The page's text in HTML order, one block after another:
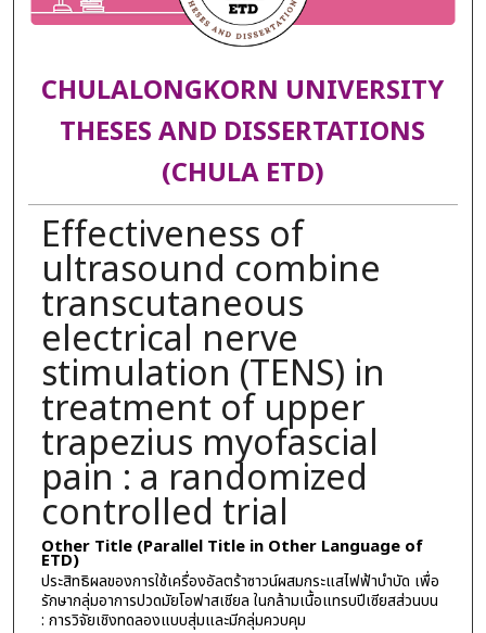
CHULALONGKORN UNIVERSITY
THESES AND DISSERTATIONS
(CHULA ETD)
Effectiveness of
ultrasound combine
transcutaneous
electrical nerve
stimulation (TENS) in
treatment of upper
trapezius myofascial
pain : a randomized
controlled trial
Other Title (Parallel Title in Other Language of
ETD)
ประสิทธิผลของการใช้เครื่องอัลตร้าซาวน์ผสมกระแสไฟฟ้าบำบัด เพื่อ
รักษากลุ่มอาการปวดมัยโอฟาสเชียล ในกล้ามเนื้อแทรบปีเซียสส่วนบน
: การวิจัยเชิงทดลองแบบสุ่มและมีกลุ่มควบคุม